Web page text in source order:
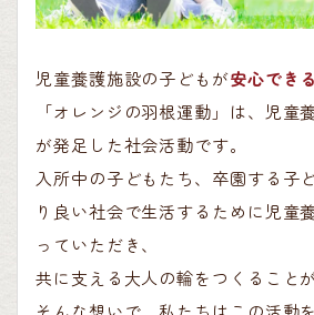
児童養護施設の子どもが安心でき
「オレンジの羽根運動」は、児童
が発足した社会活動です。
入所中の子どもたち、卒園する子
り良い社会で生活するために児童
っていただき、
共に支える大人の輪をつくること